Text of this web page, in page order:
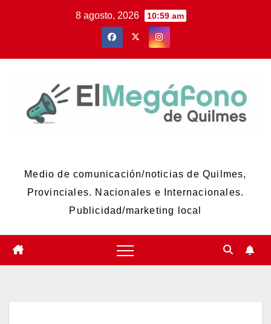
8 agosto, 2026 10:59 am
Medio de comunicación/noticias de Quilmes,
Provinciales. Nacionales e Internacionales.
Publicidad/marketing local